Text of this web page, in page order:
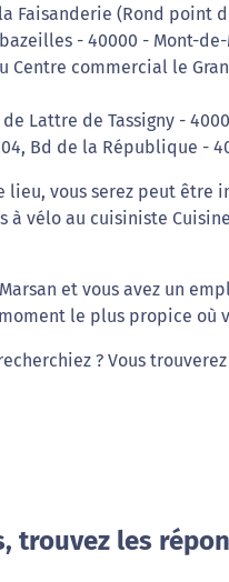
Faisanderie (Rond point
- 40000 - Mont-de-
Centre commercial le
Lattre de Tassigny -
Bd de la République -
lieu, vous serez peut être
vélo au cuisiniste
et vous avez un
le plus propice où
? Vous
trouvez les